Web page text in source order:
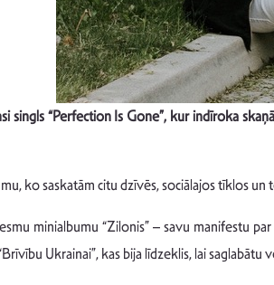
singls “Perfection Is Gone”, kur indīroka
ko saskatām citu dzīvēs, sociālajos tīklos un
minialbumu “Zilonis” – savu manifestu
Ukrainai”, kas bija līdzeklis, lai